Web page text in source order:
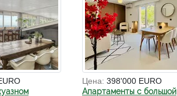
Цена: 398'000 EURO
Апартаменты с большой